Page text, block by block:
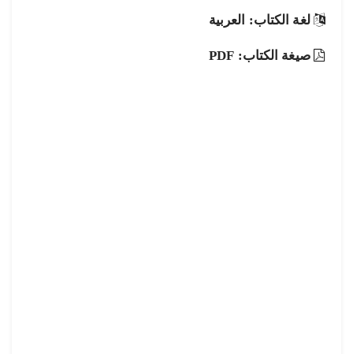
لغة الكتاب: العربية
صيغة الكتاب: PDF